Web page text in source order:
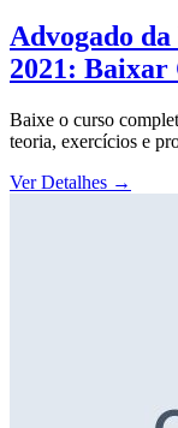
Advogado
2021: Baixar
Baixe o curso
teoria, exercícios e
Ver Detalhes →